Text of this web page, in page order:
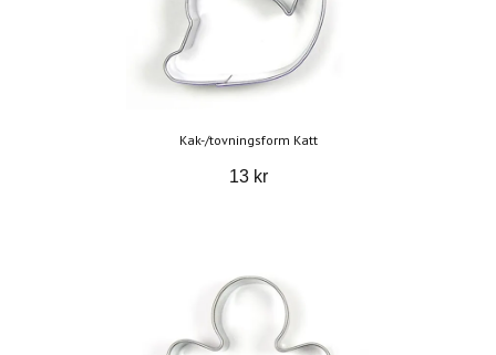
Kak-/tovningsform Katt
13 kr